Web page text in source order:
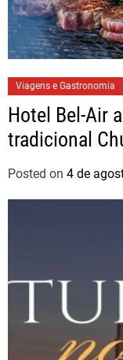
Viagens e Gastronomia
Hotel Bel-Air
tradicional
Posted on 4 de